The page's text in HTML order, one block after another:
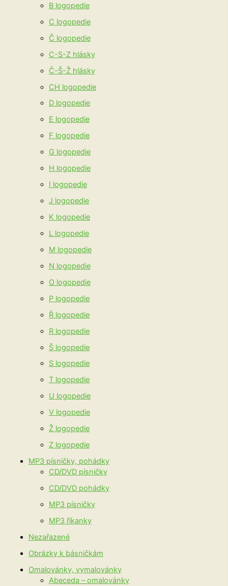
B logopedie
C logopedie
Č logopedie
C-S-Z hlásky
Č-Š-Ž hlásky
CH logopedie
D logopedie
E logopedie
F logopedie
G logopedie
H logopedie
I logopedie
J logopedie
K logopedie
L logopedie
M logopedie
N logopedie
O logopedie
P logopedie
Ř logopedie
R logopedie
Š logopedie
S logopedie
T logopedie
U logopedie
V logopedie
Ž logopedie
Z logopedie
MP3 písničky, pohádky
CD/DVD písničky
CD/DVD pohádky
MP3 písničky
MP3 říkanky
Nezařazené
Obrázky k básničkám
Omalovánky, vymalovánky
Abeceda – omalovánky